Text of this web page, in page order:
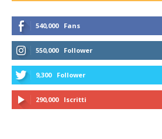
540,000 Fans
550,000 Follower
9,300 Follower
290,000 Iscritti